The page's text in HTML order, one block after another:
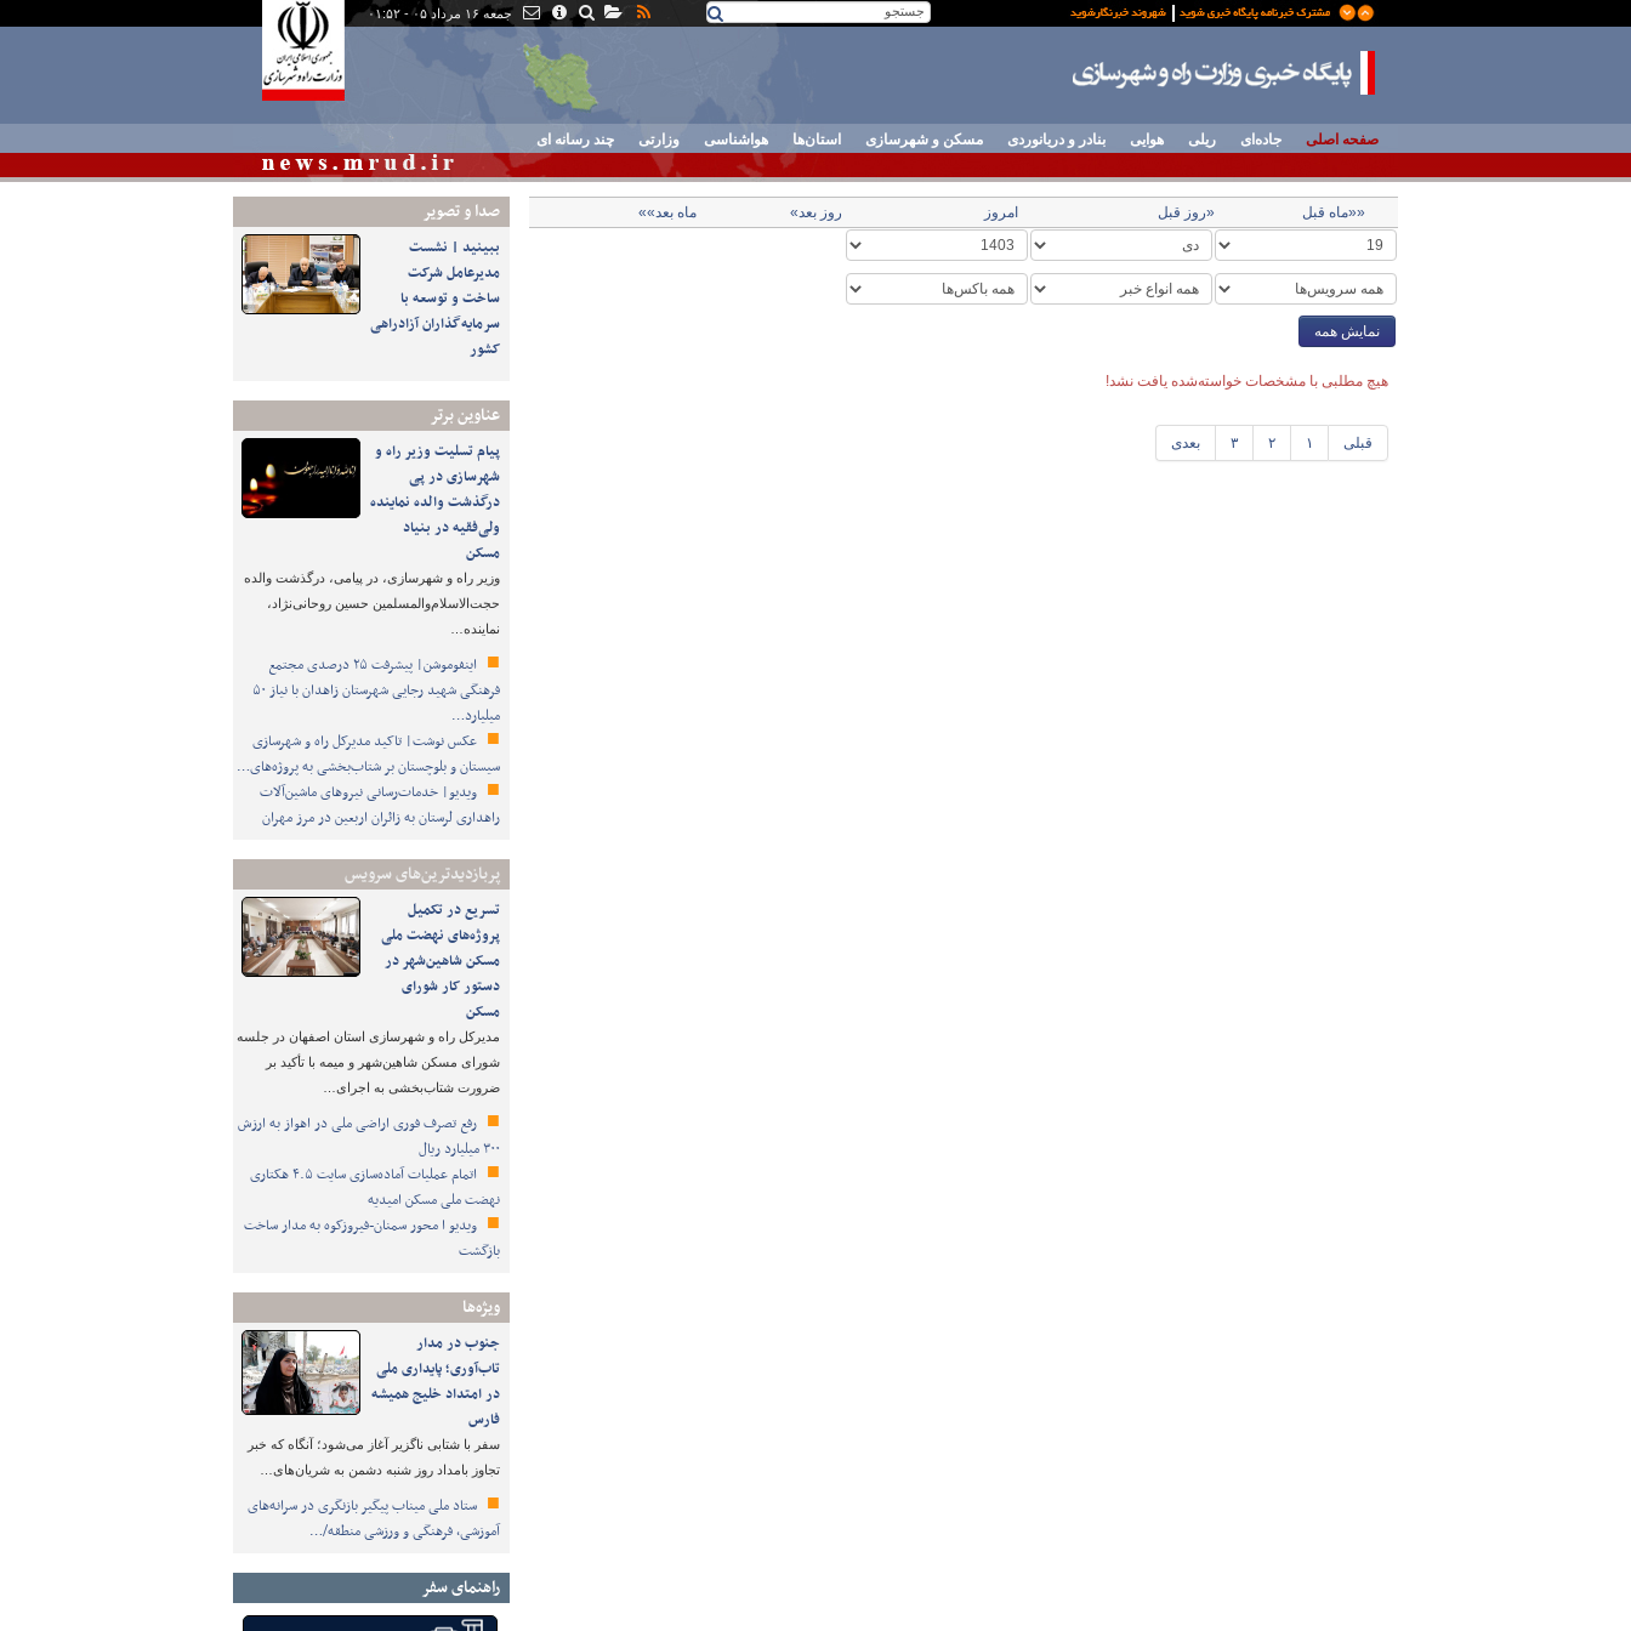
جمعه ۱۶ مرداد ۰۵ - ۰۱:۵۲
صفحه اصلی جاده‌ای ریلی هوایی بنادر و دریانوردی مسکن و شهرسازی استان‌ها هواشناسی وزارتی چند رسانه ای
صدا و تصوير
ببینید | نشست
مدیرعامل شرکت
ساخت و توسعه با
سرمایه‌گذاران آزادراهی
کشور
عناوین برتر
پیام تسلیت وزیر راه و
شهرسازی در پی
درگذشت والده نماینده
ولی‌فقیه در بنیاد
مسکن
وزیر راه و شهرسازی، در پیامی، درگذشت والده
حجت‌الاسلام‌والمسلمین حسین روحانی‌نژاد،
نماینده…
اینفوموشن| پیشرفت ۲۵ درصدی مجتمع
فرهنگی شهید رجایی شهرستان زاهدان با نیاز ۵۰
میلیارد…
عکس نوشت| تاکید مدیرکل راه و شهرسازی
سیستان و بلوچستان بر شتاب‌بخشی به پروژه‌های…
ویدیو| خدمات‌رسانی نیروهای ماشین‌آلات
راهداری لرستان به زائران اربعین در مرز مهران
پربازدیدترین‌های سرویس
تسریع در تکمیل
پروژه‌های نهضت ملی
مسکن شاهین‌شهر در
دستور کار شورای
مسکن
مدیرکل راه و شهرسازی استان اصفهان در جلسه
شورای مسکن شاهین‌شهر و میمه با تأکید بر
ضرورت شتاب‌بخشی به اجرای…
رفع تصرف فوری اراضی ملی در اهواز به ارزش
۳۰۰ میلیارد ریال
اتمام عملیات آماده‌سازی سایت ۴.۵ هکتاری
نهضت ملی مسکن امیدیه
ویدیو ا محور سمنان-فیروزکوه به مدار ساخت
بازگشت
ویژه‌ها
جنوب در مدار
تاب‌آوری؛ پایداری ملی
در امتداد خلیج همیشه
فارس
سفر با شتابی ناگزیر آغاز می‌شود؛ آنگاه که خبر
تجاوز بامداد روز شنبه دشمن به شریان‌های…
ستاد ملی میناب پیگیر بازنگری در سرانه‌های
آموزشی، فرهنگی و ورزشی منطقه/…
راهنمای سفر
««ماه قبل «روز قبل امروز روز بعد» ماه بعد»»
نمایش همه
هیچ مطلبی با مشخصات خواسته‌شده یافت نشد!
قبلی ۱ ۲ ۳ بعدی